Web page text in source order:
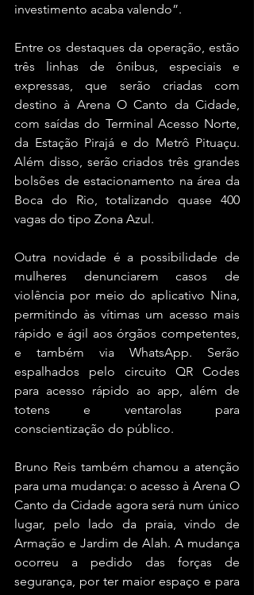
investimento acaba valendo”.
Entre os destaques da operação, estão
três linhas de ônibus, especiais e
expressas, que serão criadas com
destino à Arena O Canto da Cidade,
com saídas do Terminal Acesso Norte,
da Estação Pirajá e do Metrô Pituaçu.
Além disso, serão criados três grandes
bolsões de estacionamento na área da
Boca do Rio, totalizando quase 400
vagas do tipo Zona Azul.
Outra novidade é a possibilidade de
mulheres denunciarem casos de
violência por meio do aplicativo Nina,
permitindo às vítimas um acesso mais
rápido e ágil aos órgãos competentes,
e também via WhatsApp. Serão
espalhados pelo circuito QR Codes
para acesso rápido ao app, além de
totens e ventarolas para
conscientização do público.
Bruno Reis também chamou a atenção
para uma mudança: o acesso à Arena O
Canto da Cidade agora será num único
lugar, pelo lado da praia, vindo de
Armação e Jardim de Alah. A mudança
ocorreu a pedido das forças de
segurança, por ter maior espaço e para